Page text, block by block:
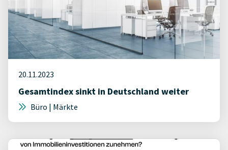
20.11.2023
Gesamtindex sinkt in Deutschland weiter
Büro | Märkte